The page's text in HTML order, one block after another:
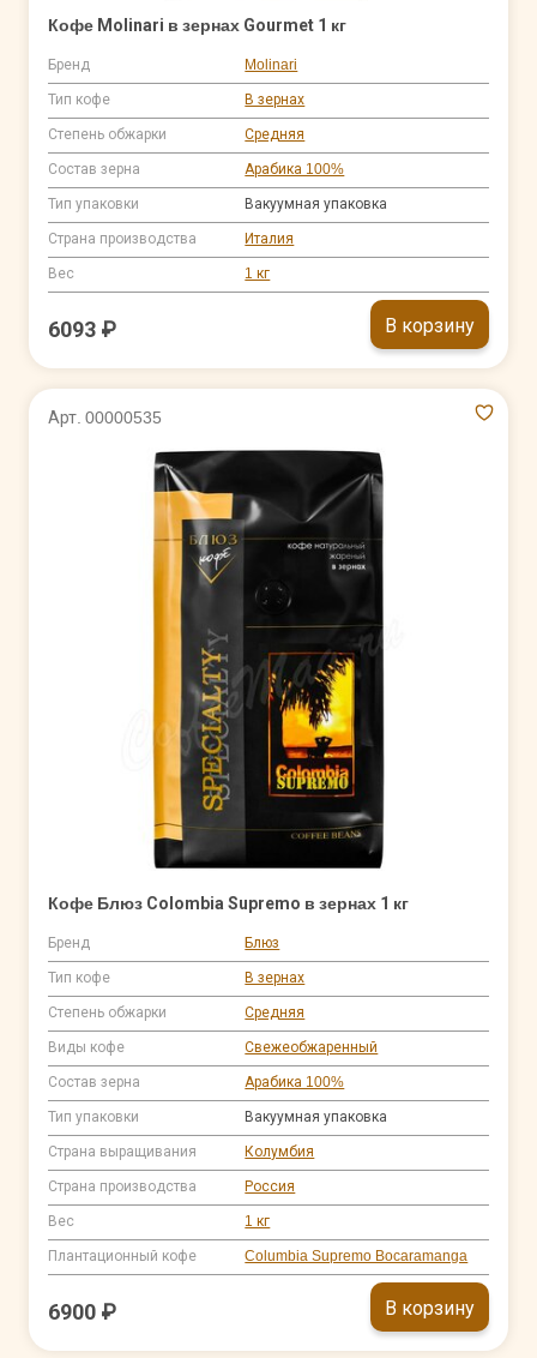
Кофе Molinari в зернах Gourmet 1 кг
Бренд Molinari
Тип кофе В зернах
Степень обжарки Средняя
Состав зерна Арабика 100%
Тип упаковки Вакуумная упаковка
Страна производства Италия
Вес 1 кг
6093 ₽ В корзину
Арт. 00000535
Кофе Блюз Colombia Supremo в зернах 1 кг
Бренд Блюз
Тип кофе В зернах
Степень обжарки Средняя
Виды кофе Свежеобжаренный
Состав зерна Арабика 100%
Тип упаковки Вакуумная упаковка
Страна выращивания Колумбия
Страна производства Россия
Вес 1 кг
Плантационный кофе Columbia Supremo Bocaramanga
6900 ₽ В корзину